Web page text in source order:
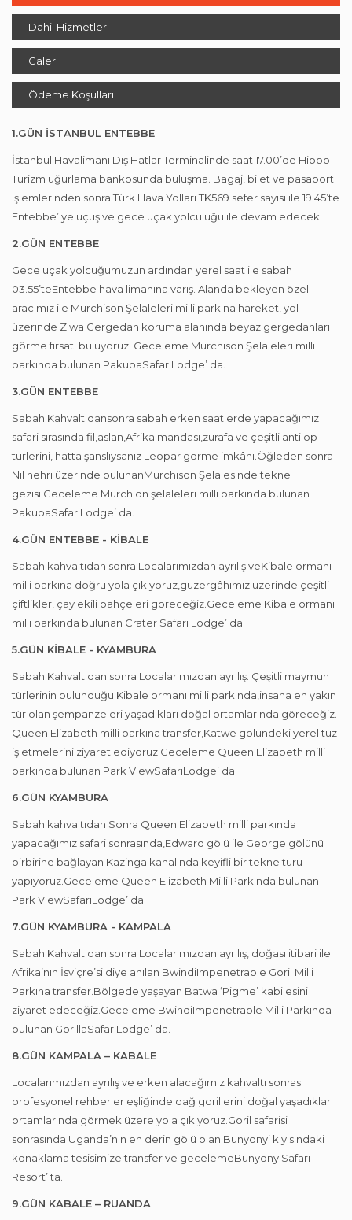
Dahil Hizmetler
Galeri
Ödeme Koşulları
1.GÜN İSTANBUL ENTEBBE
İstanbul Havalimanı Dış Hatlar Terminalinde saat 17.00’de Hippo
Turizm uğurlama bankosunda buluşma. Bagaj, bilet ve pasaport
işlemlerinden sonra Türk Hava Yolları TK569 sefer sayısı ile 19.45’te
Entebbe’ ye uçuş ve gece uçak yolculuğu ile devam edecek.
2.GÜN ENTEBBE
Gece uçak yolcuğumuzun ardından yerel saat ile sabah
03.55’teEntebbe hava limanına varış. Alanda bekleyen özel
aracımız ile Murchison Şelaleleri milli parkına hareket, yol
üzerinde Ziwa Gergedan koruma alanında beyaz gergedanları
görme fırsatı buluyoruz. Geceleme Murchison Şelaleleri milli
parkında bulunan PakubaSafarıLodge’ da.
3.GÜN ENTEBBE
Sabah Kahvaltıdansonra sabah erken saatlerde yapacağımız
safari sırasında fil,aslan,Afrika mandası,zürafa ve çeşitli antilop
türlerini, hatta şanslıysanız Leopar görme imkânı.Öğleden sonra
Nil nehri üzerinde bulunanMurchison Şelalesinde tekne
gezisi.Geceleme Murchion şelaleleri milli parkında bulunan
PakubaSafarıLodge’ da.
4.GÜN ENTEBBE - KİBALE
Sabah kahvaltıdan sonra Localarımızdan ayrılış veKibale ormanı
milli parkına doğru yola çıkıyoruz,güzergâhımız üzerinde çeşitli
çiftlikler, çay ekili bahçeleri göreceğiz.Geceleme Kibale ormanı
milli parkında bulunan Crater Safari Lodge’ da.
5.GÜN KİBALE - KYAMBURA
Sabah Kahvaltıdan sonra Localarımızdan ayrılış. Çeşitli maymun
türlerinin bulunduğu Kibale ormanı milli parkında,insana en yakın
tür olan şempanzeleri yaşadıkları doğal ortamlarında göreceğiz.
Queen Elizabeth milli parkına transfer,Katwe gölündeki yerel tuz
işletmelerini ziyaret ediyoruz.Geceleme Queen Elizabeth milli
parkında bulunan Park VıewSafarıLodge’ da.
6.GÜN KYAMBURA
Sabah kahvaltıdan Sonra Queen Elizabeth milli parkında
yapacağımız safari sonrasında,Edward gölü ile George gölünü
birbirine bağlayan Kazinga kanalında keyifli bir tekne turu
yapıyoruz.Geceleme Queen Elizabeth Milli Parkında bulunan
Park VıewSafarıLodge’ da.
7.GÜN KYAMBURA - KAMPALA
Sabah Kahvaltıdan sonra Localarımızdan ayrılış, doğası itibari ile
Afrika’nın İsviçre’si diye anılan BwindiImpenetrable Goril Milli
Parkına transfer.Bölgede yaşayan Batwa ‘Pigme’ kabilesini
ziyaret edeceğiz.Geceleme BwindiImpenetrable Milli Parkında
bulunan GorıllaSafarıLodge’ da.
8.GÜN KAMPALA – KABALE
Localarımızdan ayrılış ve erken alacağımız kahvaltı sonrası
profesyonel rehberler eşliğinde dağ gorillerini doğal yaşadıkları
ortamlarında görmek üzere yola çıkıyoruz.Goril safarisi
sonrasında Uganda’nın en derin gölü olan Bunyonyi kıyısındaki
konaklama tesisimize transfer ve gecelemeBunyonyıSafarı
Resort’ ta.
9.GÜN KABALE – RUANDA